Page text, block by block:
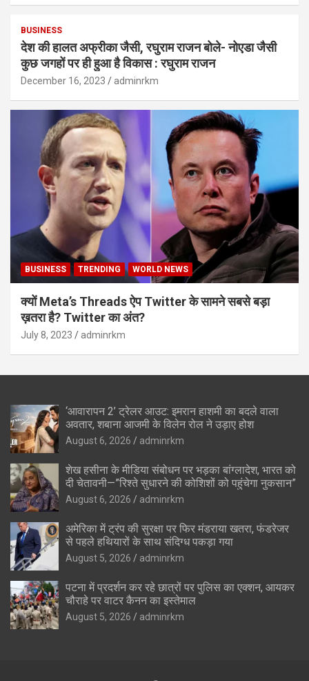
BUSINESS
देश की हालत अफ्रीका जैसी, रघुराम राजन बोले- नोएडा जैसी
कुछ जगहों पर ही हुआ है विकास : रघुराम राजन
December 16, 2023 adminrkm
BUSINESS TRENDING WORLD NEWS
क्यों Meta’s Threads ऐप Twitter के सामने सबसे बड़ा
ख़तरा है? Twitter का अंत?
July 8, 2023 adminrkm
‘आवारापन 2’ ट्रेलर आउट: इमरान हाशमी का बदले वाला
अवतार, शबाना आजमी के विलेन रोल ने उड़ाए होश
August 6, 2026 adminrkm
शेख हसीना के मीडिया संबोधन पर भड़का बांग्लादेश, भारत को
दी चेतावनी—”रिश्ते सुधारने की कोशिशों को पहुंचेगा नुकसान”
August 6, 2026 adminrkm
अमेरिका में ट्रंप की सुरक्षा पर फिर मंडराया खतरा, फंडरेजर
से पहले हथियारों के साथ संदिग्ध पकड़ा गया
August 5, 2026 adminrkm
पटना में प्रदर्शन कर रहे छात्रों पर पुलिस का एक्शन, आयकर
चौराहे पर वाटर कैनन का इस्तेमाल
August 5, 2026 adminrkm